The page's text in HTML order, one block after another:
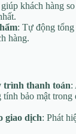
khách hàng
: Tự động
hàng.
trình thanh toán:
tính bảo mật trong
giao dịch: Phát